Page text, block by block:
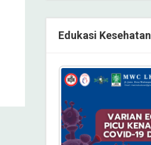
Edukasi Kesehatan